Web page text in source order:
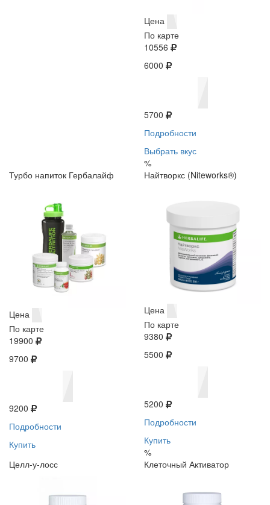
Цена
По карте
10556
6000
5700
Подробности
Выбрать вкус
%
Турбо напиток Гербалайф
Цена
По карте
19900
9700
9200
Подробности
Купить
Найтворкс (Niteworks®)
Цена
По карте
9380
5500
5200
Подробности
Купить
%
Целл-у-лосс
Клеточный Активатор